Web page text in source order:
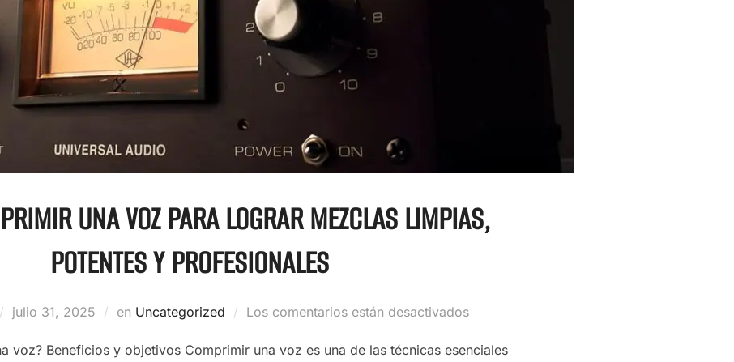
UNA VOZ PARA LOGRAR MEZCLAS LIMPIAS,
POTENTES Y PROFESIONALES
julio 31, 2025 en Uncategorized Los comentarios están desactivados
voz? Beneficios y objetivos Comprimir una voz es una de las técnicas esenciales